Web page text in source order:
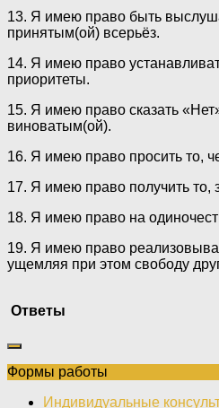
13. Я имею право быть
принятым(ой) всерьёз.
14. Я имею право
приоритеты.
15. Я имею право сказать
виноватым(ой).
16. Я имею право просить то,
17. Я имею право получить то,
18. Я имею право на
19. Я имею право
ущемляя при этом свободу
Ответы
Формы работы
Индивидуальные